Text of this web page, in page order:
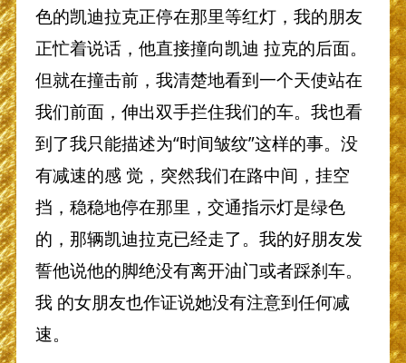
色的凯迪拉克正停在那里等红灯，我的朋友
正忙着说话，他直接撞向凯迪 拉克的后面。
但就在撞击前，我清楚地看到一个天使站在
我们前面，伸出双手拦住我们的车。我也看
到了我只能描述为“时间皱纹”这样的事。没
有减速的感 觉，突然我们在路中间，挂空
挡，稳稳地停在那里，交通指示灯是绿色
的，那辆凯迪拉克已经走了。我的好朋友发
誓他说他的脚绝没有离开油门或者踩刹车。
我 的女朋友也作证说她没有注意到任何减
速。